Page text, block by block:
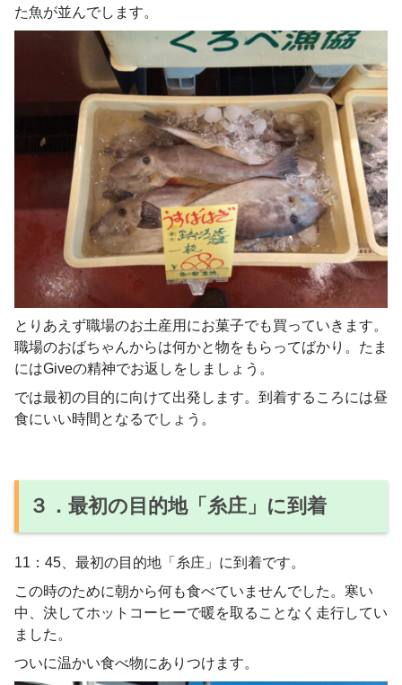
た魚が並んでします。
とりあえず職場のお土産用にお菓子でも買っていきます。
職場のおばちゃんからは何かと物をもらってばかり。たま
にはGiveの精神でお返しをしましょう。
では最初の目的に向けて出発します。到着するころには昼
食にいい時間となるでしょう。
３．最初の目的地「糸庄」に到着
11：45、最初の目的地「糸庄」に到着です。
この時のために朝から何も食べていませんでした。寒い
中、決してホットコーヒーで暖を取ることなく走行してい
ました。
ついに温かい食べ物にありつけます。